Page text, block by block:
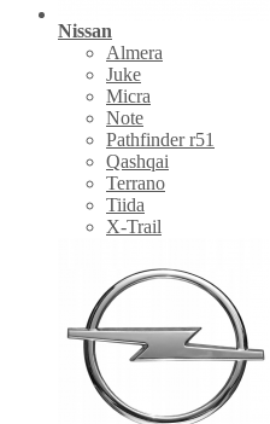
Nissan
Almera
Juke
Micra
Note
Pathfinder r51
Qashqai
Terrano
Tiida
X-Trail